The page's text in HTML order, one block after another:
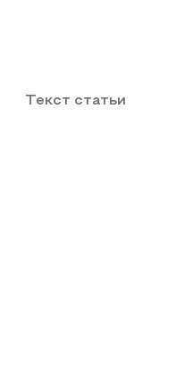
Текст статьи